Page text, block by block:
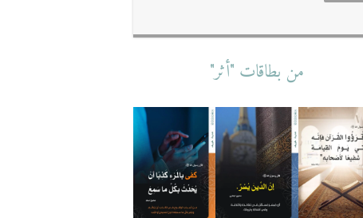
من بطاقات "أثر"